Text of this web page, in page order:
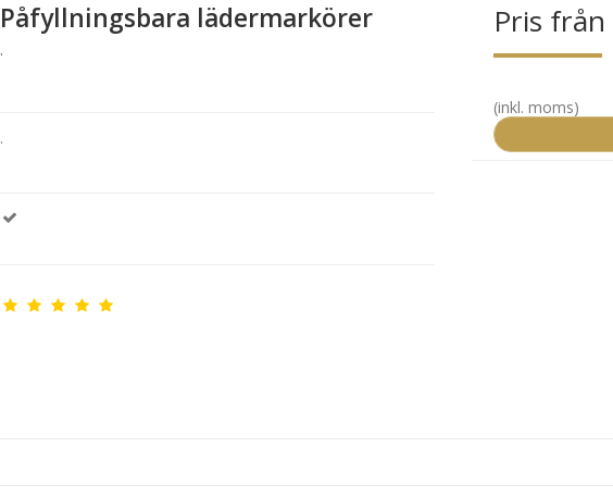
Påfyllningsbara lädermarkörer
.
.
Pris från
(inkl. moms)